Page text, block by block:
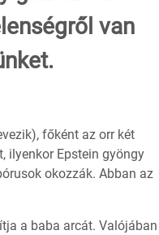
van
főként az orr két
ilyenkor Epstein gyöngy
okozzák. Abban az
a baba arcát. Valójában